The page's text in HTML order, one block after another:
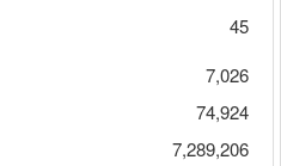
45
7,026
74,924
7,289,206